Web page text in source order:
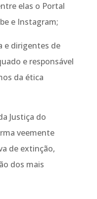
elas o Portal
e Instagram;
e dirigentes de
e responsável
da ética
Justiça do
veemente
de extinção,
dos mais